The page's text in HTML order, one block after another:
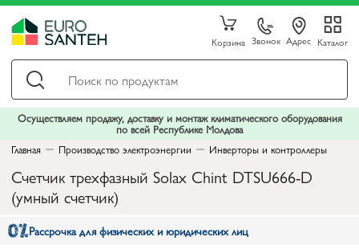
Корзина Звонок Адрес Каталог
Осуществляем продажу, доставку и монтаж климатического оборудования
по всей Республике Молдова
Главная
Производство электроэнергии Инверторы и контроллеры
Счетчик трехфазный Solax Chint DTSU666-D
(умный счетчик)
Рассрочка для физических и юридических лиц